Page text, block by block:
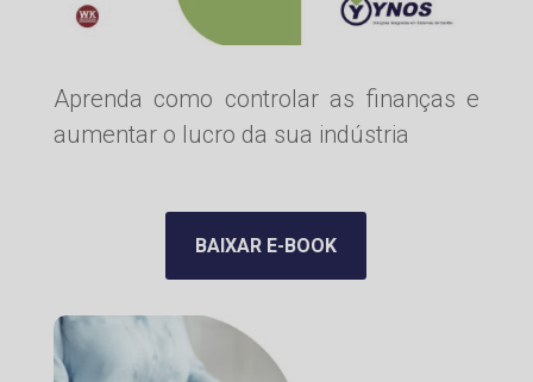
Aprenda como controlar as finanças e
aumentar o lucro da sua indústria
BAIXAR E-BOOK